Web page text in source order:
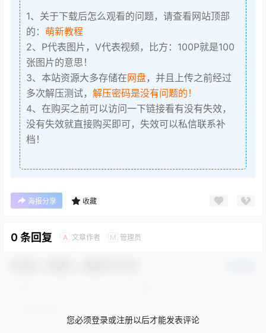
1、关于下载后怎么观看的问题，请查看网站顶部
的： 萌新教程
2、P代表图片，V代表视频，比方：100P就是100
张图片的意思！
3、本站资源大多存储在网盘，并且上传之前经过
多次解压测试， 解压密码是没有问题的！
4、在购买之前可以访问一下链接看有没有失效，
没有失效就直接购买即可，失效可以私信联系补
档！
海报分享 收藏
0 条回复 A 文章作者 M 管理员
您必须登录或注册以后才能发表评论